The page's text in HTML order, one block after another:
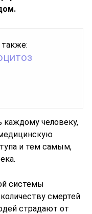
человеку,
и тем самым,
системы
смертей
страдают от